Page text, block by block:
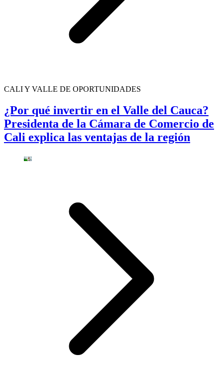
CALI Y VALLE DE OPORTUNIDADES
¿Por qué invertir en el Valle del Cauca?
Presidenta de la Cámara de Comercio de
Cali explica las ventajas de la región